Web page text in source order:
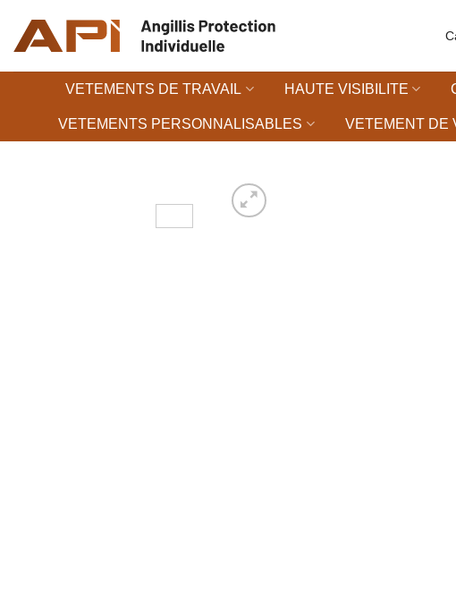
contenu
VETEMENTS DE TRAVAIL HAUTE VISIBILITE
VETEMENTS PERSONNALISABLES VETEMENT DE